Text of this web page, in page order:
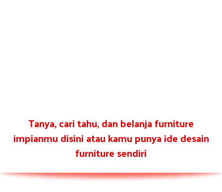
Tanya, cari tahu, dan belanja furniture
impianmu disini atau kamu punya ide desain
furniture sendiri